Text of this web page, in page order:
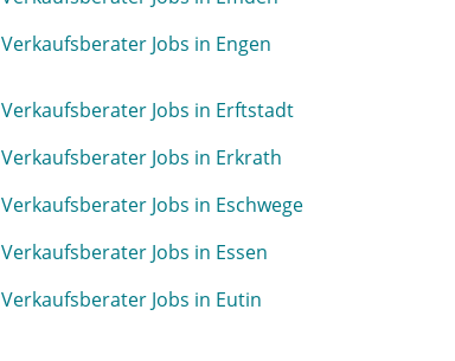
Verkaufsberater Jobs in Engen
Verkaufsberater Jobs in Erftstadt
Verkaufsberater Jobs in Erkrath
Verkaufsberater Jobs in Eschwege
Verkaufsberater Jobs in Essen
Verkaufsberater Jobs in Eutin